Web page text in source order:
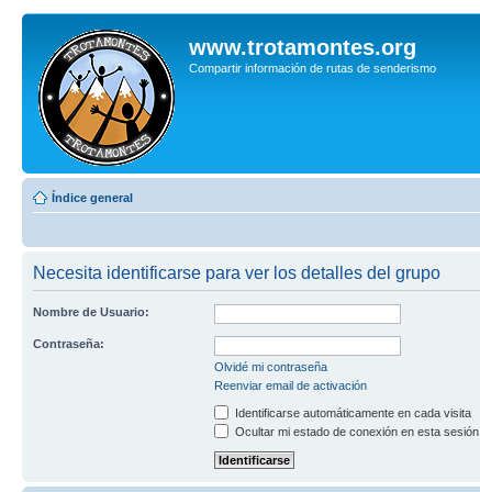
www.trotamontes.org
Compartir información de rutas de senderismo
Índice general
Necesita identificarse para ver los detalles del grupo
Nombre de Usuario:
Contraseña:
Olvidé mi contraseña
Reenviar email de activación
Identificarse automáticamente en cada visita
Ocultar mi estado de conexión en esta sesión